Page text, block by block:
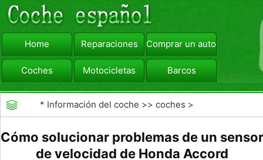
Home Reparaciones Comprar un automóvil
Coches Motocicletas Barcos
viajar Camiones
* Información del coche >>coches >
Cómo solucionar problemas de un sensor
de velocidad de Honda Accord